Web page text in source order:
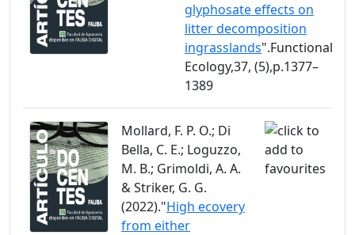
glyphosate effects on
litter decomposition
ingrasslands".Functional
Ecology,37, (5),p.1377–
1389
Mollard, F. P. O.; Di
Bella, C. E.; Loguzzo,
M. B.; Grimoldi, A. A.
& Striker, G. G.
(2022)."High ecovery
from either